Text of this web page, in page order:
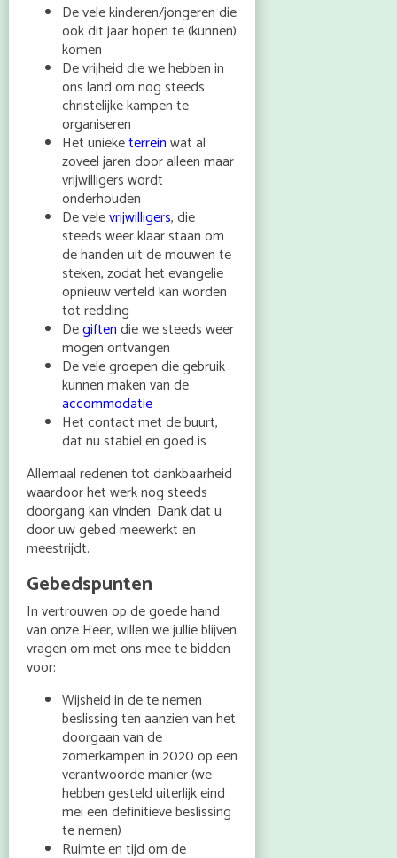
De vele kinderen/jongeren die
ook dit jaar hopen te (kunnen)
komen
De vrijheid die we hebben in
ons land om nog steeds
christelijke kampen te
organiseren
Het unieketerreinwat al
zoveel jaren door alleen maar
vrijwilligers wordt
onderhouden
De velevrijwilligers, die
steeds weer klaar staan om
de handen uit de mouwen te
steken, zodat het evangelie
opnieuw verteld kan worden
tot redding
Degiftendie we steeds weer
mogen ontvangen
De vele groepen die gebruik
kunnen maken van de
accommodatie
Het contact met de buurt,
dat nu stabiel en goed is
Allemaal redenen tot dankbaarheid
waardoor het werk nog steeds
doorgang kan vinden. Dank dat u
door uw gebed meewerkt en
meestrijdt.
Gebedspunten
In vertrouwen op de goede hand
van onze Heer, willen we jullie blijven
vragen om met ons mee te bidden
voor:
Wijsheid in de te nemen
beslissing ten aanzien van het
doorgaan van de
zomerkampen in 2020 op een
verantwoorde manier (we
hebben gesteld uiterlijk eind
mei een definitieve beslissing
te nemen)
Ruimte en tijd om de